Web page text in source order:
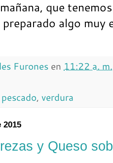
que
algo muy
Furones en 11:22 a. m.
pescado, verdura
2015
y Queso